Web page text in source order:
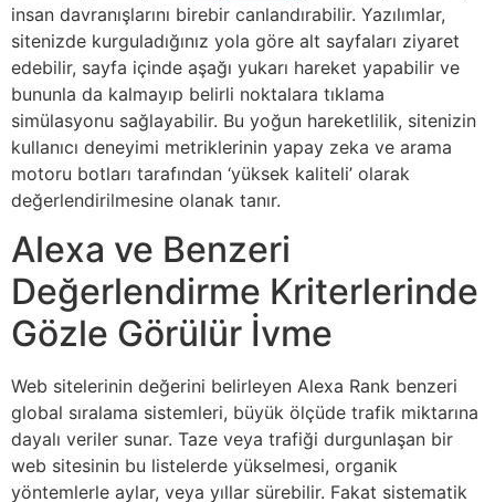
insan davranışlarını birebir canlandırabilir. Yazılımlar,
sitenizde kurguladığınız yola göre alt sayfaları ziyaret
edebilir, sayfa içinde aşağı yukarı hareket yapabilir ve
bununla da kalmayıp belirli noktalara tıklama
simülasyonu sağlayabilir. Bu yoğun hareketlilik, sitenizin
kullanıcı deneyimi metriklerinin yapay zeka ve arama
motoru botları tarafından ‘yüksek kaliteli’ olarak
değerlendirilmesine olanak tanır.
Alexa ve Benzeri
Değerlendirme Kriterlerinde
Gözle Görülür İvme
Web sitelerinin değerini belirleyen Alexa Rank benzeri
global sıralama sistemleri, büyük ölçüde trafik miktarına
dayalı veriler sunar. Taze veya trafiği durgunlaşan bir
web sitesinin bu listelerde yükselmesi, organik
yöntemlerle aylar, veya yıllar sürebilir. Fakat sistematik